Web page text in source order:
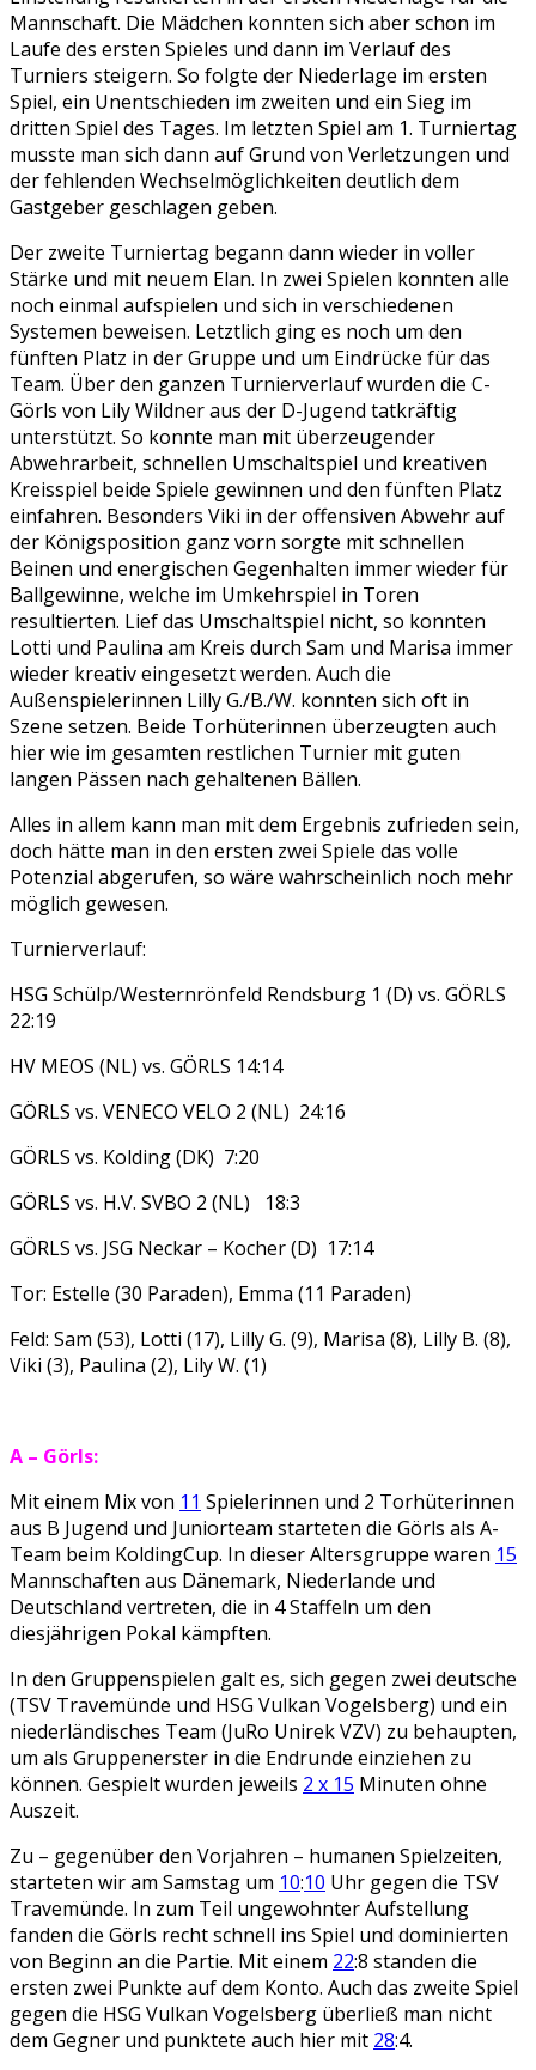
Mannschaft. Die Mädchen konnten sich aber schon im
Laufe des ersten Spieles und dann im Verlauf des
Turniers steigern. So folgte der Niederlage im ersten
Spiel, ein Unentschieden im zweiten und ein Sieg im
dritten Spiel des Tages. Im letzten Spiel am 1. Turniertag
musste man sich dann auf Grund von Verletzungen und
der fehlenden Wechselmöglichkeiten deutlich dem
Gastgeber geschlagen geben.
Der zweite Turniertag begann dann wieder in voller
Stärke und mit neuem Elan. In zwei Spielen konnten alle
noch einmal aufspielen und sich in verschiedenen
Systemen beweisen. Letztlich ging es noch um den
fünften Platz in der Gruppe und um Eindrücke für das
Team. Über den ganzen Turnierverlauf wurden die C-
Görls von Lily Wildner aus der D-Jugend tatkräftig
unterstützt. So konnte man mit überzeugender
Abwehrarbeit, schnellen Umschaltspiel und kreativen
Kreisspiel beide Spiele gewinnen und den fünften Platz
einfahren. Besonders Viki in der offensiven Abwehr auf
der Königsposition ganz vorn sorgte mit schnellen
Beinen und energischen Gegenhalten immer wieder für
Ballgewinne, welche im Umkehrspiel in Toren
resultierten. Lief das Umschaltspiel nicht, so konnten
Lotti und Paulina am Kreis durch Sam und Marisa immer
wieder kreativ eingesetzt werden. Auch die
Außenspielerinnen Lilly G./B./W. konnten sich oft in
Szene setzen. Beide Torhüterinnen überzeugten auch
hier wie im gesamten restlichen Turnier mit guten
langen Pässen nach gehaltenen Bällen.
Alles in allem kann man mit dem Ergebnis zufrieden sein,
doch hätte man in den ersten zwei Spiele das volle
Potenzial abgerufen, so wäre wahrscheinlich noch mehr
möglich gewesen.
Turnierverlauf:
HSG Schülp/Westernrönfeld Rendsburg 1 (D) vs. GÖRLS
22:19
HV MEOS (NL) vs. GÖRLS 14:14
GÖRLS vs. VENECO VELO 2 (NL) 24:16
GÖRLS vs. Kolding (DK) 7:20
GÖRLS vs. H.V. SVBO 2 (NL) 18:3
GÖRLS vs. JSG Neckar – Kocher (D) 17:14
Tor: Estelle (30 Paraden), Emma (11 Paraden)
Feld: Sam (53), Lotti (17), Lilly G. (9), Marisa (8), Lilly B. (8),
Viki (3), Paulina (2), Lily W. (1)
A – Görls:
Mit einem Mix von 11 Spielerinnen und 2 Torhüterinnen
aus B Jugend und Juniorteam starteten die Görls als A-
Team beim KoldingCup. In dieser Altersgruppe waren 15
Mannschaften aus Dänemark, Niederlande und
Deutschland vertreten, die in 4 Staffeln um den
diesjährigen Pokal kämpften.
In den Gruppenspielen galt es, sich gegen zwei deutsche
(TSV Travemünde und HSG Vulkan Vogelsberg) und ein
niederländisches Team (JuRo Unirek VZV) zu behaupten,
um als Gruppenerster in die Endrunde einziehen zu
können. Gespielt wurden jeweils 2 x 15 Minuten ohne
Auszeit.
Zu – gegenüber den Vorjahren – humanen Spielzeiten,
starteten wir am Samstag um 10:10 Uhr gegen die TSV
Travemünde. In zum Teil ungewohnter Aufstellung
fanden die Görls recht schnell ins Spiel und dominierten
von Beginn an die Partie. Mit einem 22:8 standen die
ersten zwei Punkte auf dem Konto. Auch das zweite Spiel
gegen die HSG Vulkan Vogelsberg überließ man nicht
dem Gegner und punktete auch hier mit 28:4.